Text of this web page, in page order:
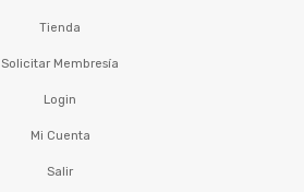
Tienda
Solicitar Membresía
Login
Mi Cuenta
Salir